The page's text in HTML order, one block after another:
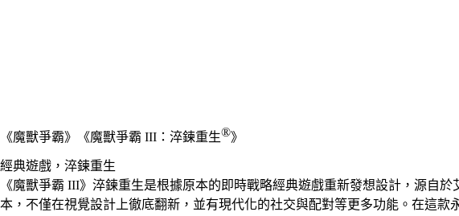
《魔獸爭霸》 《魔獸爭霸 III：淬鍊重生®》
經典遊戲，淬鍊重生
《魔獸爭霸 III》淬鍊重生是根據原本的即時戰略經典遊戲重新發想設計，源自
本，不僅在視覺設計上徹底翻新，並有現代化的社交與配對等更多功能。在這